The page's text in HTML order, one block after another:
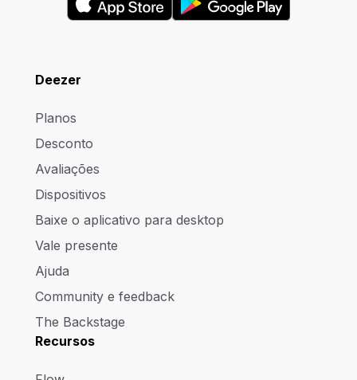
Deezer
Planos
Desconto
Avaliações
Dispositivos
Baixe o aplicativo para desktop
Vale presente
Ajuda
Community e feedback
The Backstage
Recursos